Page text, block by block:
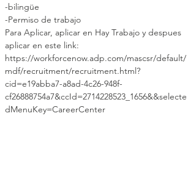
-bilingüe
-Permiso de trabajo
Para Aplicar, aplicar en Hay Trabajo y despues
aplicar en este link:
https://workforcenow.adp.com/mascsr/default/
mdf/recruitment/recruitment.html?
cid=e19abba7-a8ad-4c26-948f-
cf26888754a7&ccId=2714228523_1656&&selecte
dMenuKey=CareerCenter